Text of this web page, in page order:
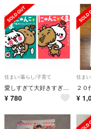
住まい/暮らし/子育て
愛しすぎて大好きすぎる。にゃんことくまの毎日にゃっふにゃっふ
¥ 780
住ま
¥